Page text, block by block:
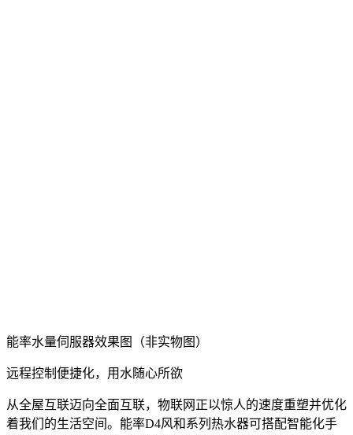
能率水量伺服器效果图（非实物图）
远程控制便捷化，用水随心所欲
从全屋互联迈向全面互联，物联网正以惊人的速度重塑并优化
着我们的生活空间。能率D4风和系列热水器可搭配智能化手